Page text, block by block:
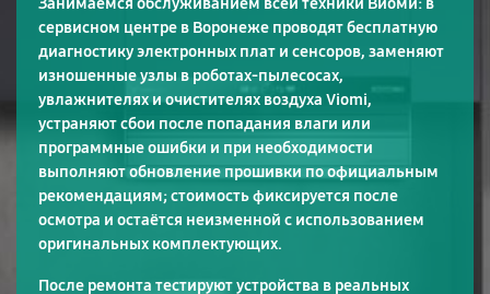
сервисном центре в Воронеже проводят бесплатную
диагностику электронных плат и сенсоров, заменяют
изношенные узлы в роботах-пылесосах,
увлажнителях и очистителях воздуха Viomi,
устраняют сбои после попадания влаги или
программные ошибки и при необходимости
выполняют обновление прошивки по официальным
рекомендациям; стоимость фиксируется после
осмотра и остаётся неизменной с использованием
оригинальных комплектующих.
После ремонта тестируют устройства в реальных